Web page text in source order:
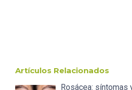
Artículos Relacionados
Rosácea: síntomas